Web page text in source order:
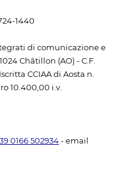
1440
di comunicazione e
Châtillon (AO) - C.F.
CCIAA di Aosta n.
10.400,00 i.v.
0166 502934 - email